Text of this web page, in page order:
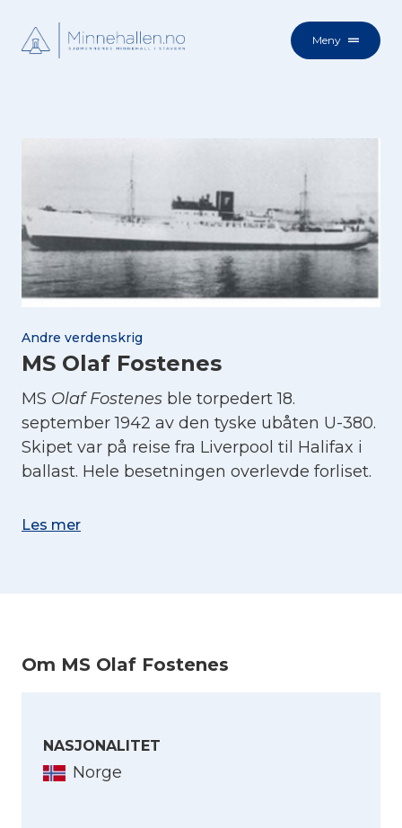
Meny
Andre verdenskrig
MS Olaf Fostenes
MS Olaf Fostenes ble torpedert 18.
september 1942 av den tyske ubåten U-380.
Skipet var på reise fra Liverpool til Halifax i
ballast. Hele besetningen overlevde forliset.
Les mer
Om MS Olaf Fostenes
NASJONALITET
Norge